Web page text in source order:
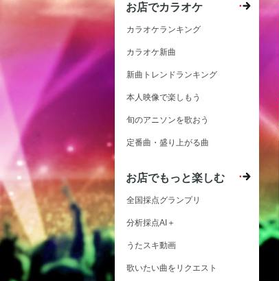
お店でカラオケ
カラオケランキング
カラオケ新曲
新曲トレンドランキング
本人映像で楽しもう
旬のアニソンを歌おう
定番曲・盛り上がる曲
お店でもっと楽しむ
全国採点グランプリ
分析採点AI＋
うたスキ動画
歌いたい曲をリクエスト